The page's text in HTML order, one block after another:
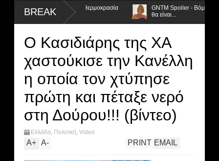
BREAK
εσώρουχα και ανέβασε τη θερμοκρασία
GNTM Spoiler - Βόμβα από τη
θα είναι...
Ο Κασιδιάρης της ΧΑ
χαστούκισε την Κανέλλη
η οποία τον χτύπησε
πρώτη και πέταξε νερό
στη Δούρου!!! (βίντεο)
Ελλάδα, Πολιτική, Video
A+ A- EMAIL
PRINT